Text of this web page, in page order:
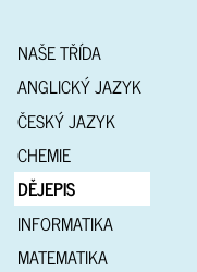
NAŠE TŘÍDA
ANGLICKÝ JAZYK
ČESKÝ JAZYK
CHEMIE
DĚJEPIS
INFORMATIKA
MATEMATIKA